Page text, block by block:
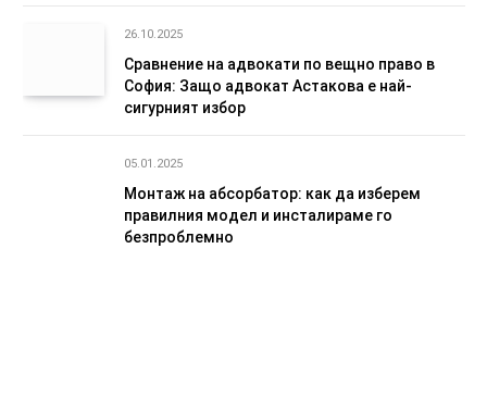
26.10.2025
Сравнение на адвокати по вещно право в
София: Защо адвокат Астакова е най-
сигурният избор
05.01.2025
Монтаж на абсорбатор: как да изберем
правилния модел и инсталираме го
безпроблемно